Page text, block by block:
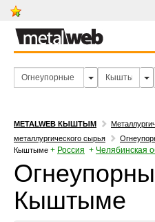
METALWEB КЫШТЫМ
металлургического сырья
Кыштыме + Россия + Челябинская
Кыштыме